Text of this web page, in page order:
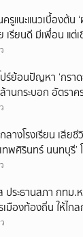
รูแนะแนวเบื้องต้น ‘
เรียนดี มีเพื่อน แต่เ
ร์ย้อนปัญหา ‘กราด
านกระบอก อัตรา
มิภาค
ลางโรงเรียน เสีย
ทพศิรินทร์ นนทบุรี’
ที่ 2 ในรอบปี
ประธานสภา กทม.
เมืองท้องถิ่น ให้ไก